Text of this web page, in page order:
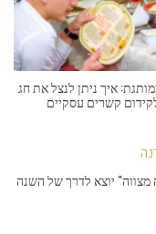
איך ניתן לנצל את חג
קשרים עסקיים
יוצא לדרך של השנה